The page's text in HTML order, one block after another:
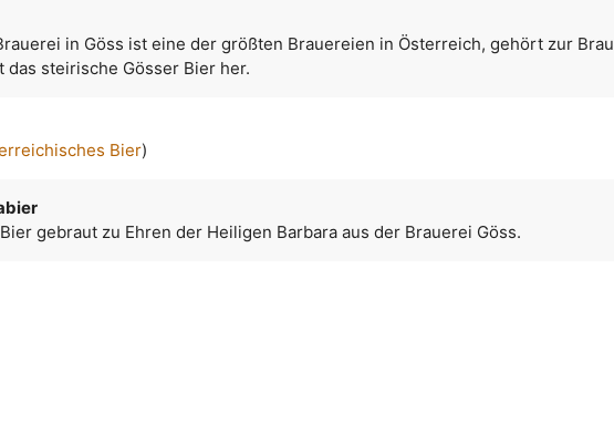
in Göss ist eine der größten Brauereien in Österreich, gehört zur Brau
das steirische Gösser Bier her.
Bier)
gebraut zu Ehren der Heiligen Barbara aus der Brauerei Göss.